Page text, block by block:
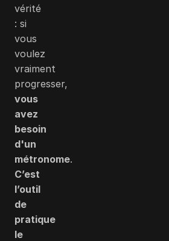
vérité
: si
vous
voulez
vraiment
progresser,
vous
avez
besoin
d'un
métronome.
C’est
l’outil
de
pratique
le